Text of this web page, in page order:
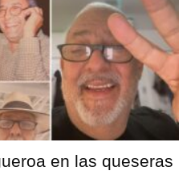
en las queseras